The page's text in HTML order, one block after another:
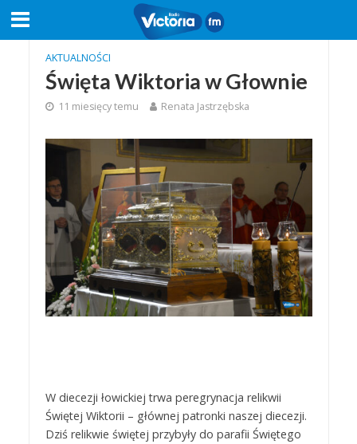
AKTUALNOŚCI
Święta Wiktoria w Głownie
11 miesięcy temu Renata Jastrzębska
W diecezji łowickiej trwa peregrynacja relikwii
Świętej Wiktorii – głównej patronki naszej diecezji.
Dziś relikwie świętej przybyły do parafii Świętego